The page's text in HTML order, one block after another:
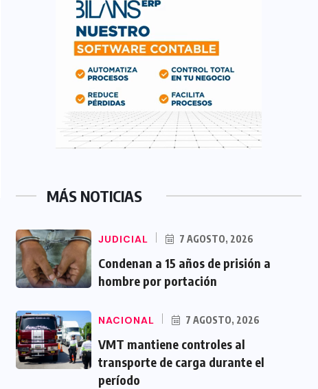
MÁS NOTICIAS
JUDICIAL 7 AGOSTO, 2026
Condenan a 15 años de prisión a
hombre por portación
NACIONAL 7 AGOSTO, 2026
VMT mantiene controles al
transporte de carga durante el
período